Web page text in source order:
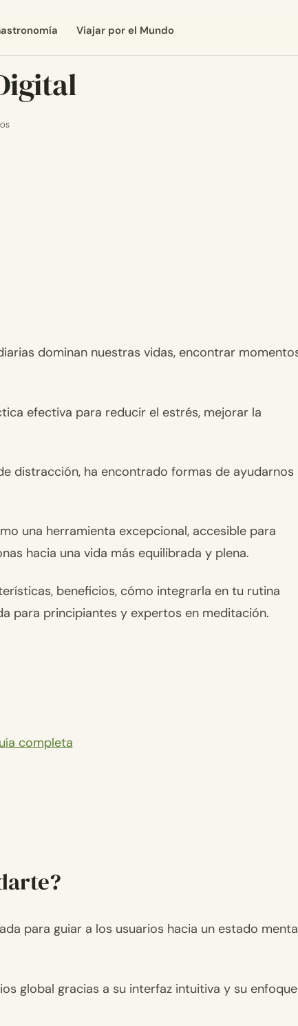
Viajar por el Mundo
dominan nuestras vidas, encontrar
efectiva para reducir el estrés, mejorar la
distracción, ha encontrado formas de ayudarnos
una herramienta excepcional, accesible para
hacia una vida más equilibrada y plena.
beneficios, cómo integrarla en tu rutina
para principiantes y expertos en meditación.
completa
para guiar a los usuarios hacia un estado
global gracias a su interfaz intuitiva y su enfoque